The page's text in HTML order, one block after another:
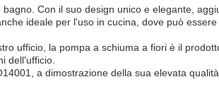
Con il suo design unico e elegante,
ideale per l'uso in cucina, dove può
ufficio, la pompa a schiuma a fiori è il
dell'ufficio.
a dimostrazione della sua elevata